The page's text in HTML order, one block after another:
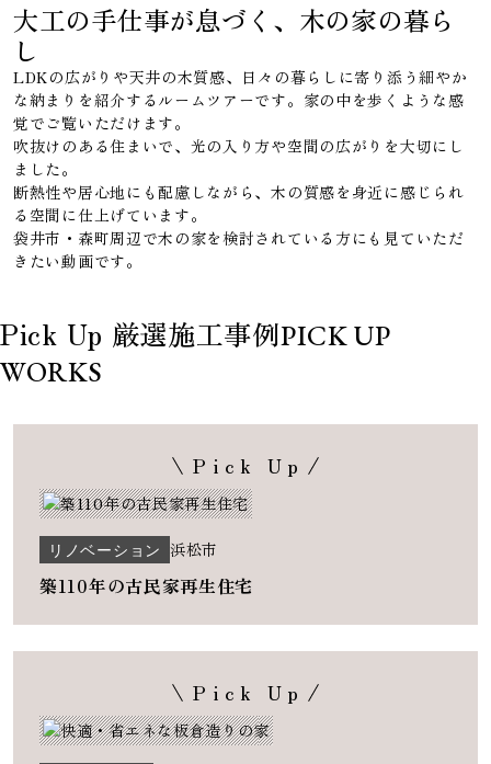
大工の手仕事が息づく、木の家の暮ら
し
LDKの広がりや天井の木質感、日々の暮らしに寄り添う細やか
な納まりを紹介するルームツアーです。家の中を歩くような感
覚でご覧いただけます。
吹抜けのある住まいで、光の入り方や空間の広がりを大切にし
ました。
断熱性や居心地にも配慮しながら、木の質感を身近に感じられ
る空間に仕上げています。
袋井市・森町周辺で木の家を検討されている方にも見ていただ
きたい動画です。
Pick Up 厳選施工事例PICK UP
WORKS
Pick Up
リノベーション 浜松市
築110年の古民家再生住宅
Pick Up